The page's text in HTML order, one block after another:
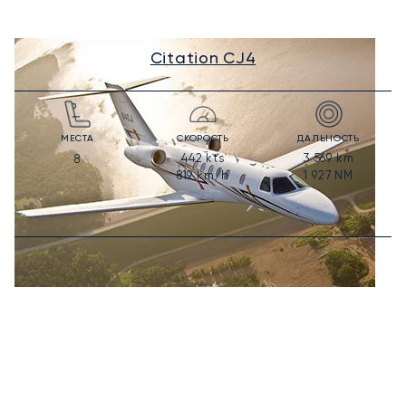
Citation CJ4
МЕСТА
8
СКОРОСТЬ
442kts
819km/h
ДАЛЬНОСТЬ
3 569km
1 927 NM